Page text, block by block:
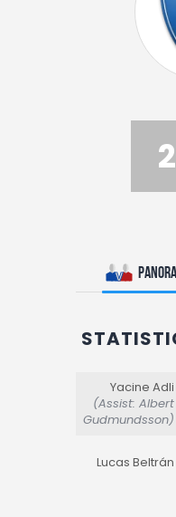
2
Yacine Adli
(Assist: Albert
Gudmundsson)
Lucas Beltrán